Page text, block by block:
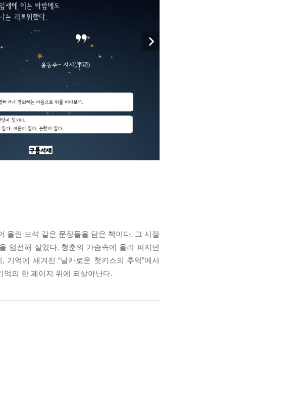
올린 보석 같은 문장들을 담은 책이다. 그 시절
엄선해 실었다. 청춘의 가슴속에 울려 퍼지던
기억에 새겨진 “날카로운 첫키스의 추억”에서
의 한 페이지 위에 되살아난다.